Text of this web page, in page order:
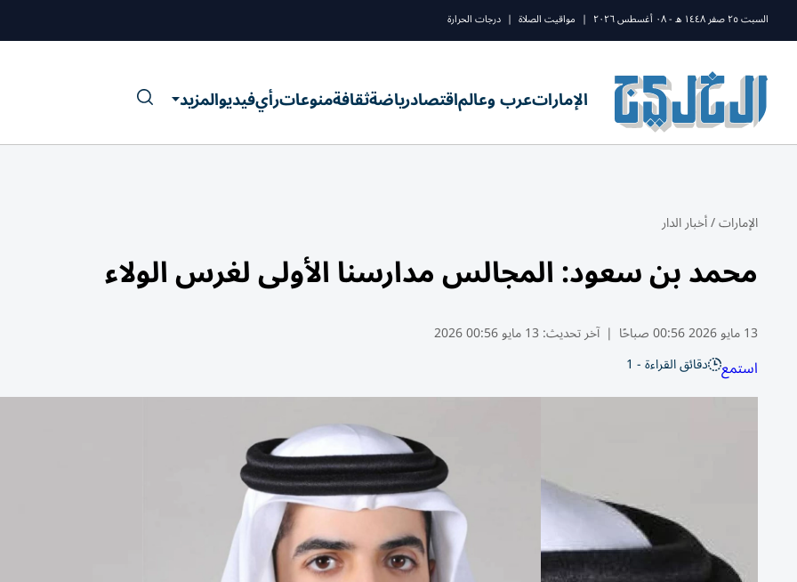
السبت ٢٥ صفر ١٤٤٨ ه - ٠٨ أغسطس ٢٠٢٦ | مواقيت الصلاة | درجات الحرارة
الإماراتعرب وعالماقتصادرياضةثقافةمنوعاترأيفيديوالمزيد
الإمارات/أخبار الدار
محمد بن سعود: المجالس مدارسنا الأولى لغرس الولاء
13 مايو 2026 00:56 صباحًا | آخر تحديث: 13 مايو 00:56 2026
استمع دقائق القراءة - 1